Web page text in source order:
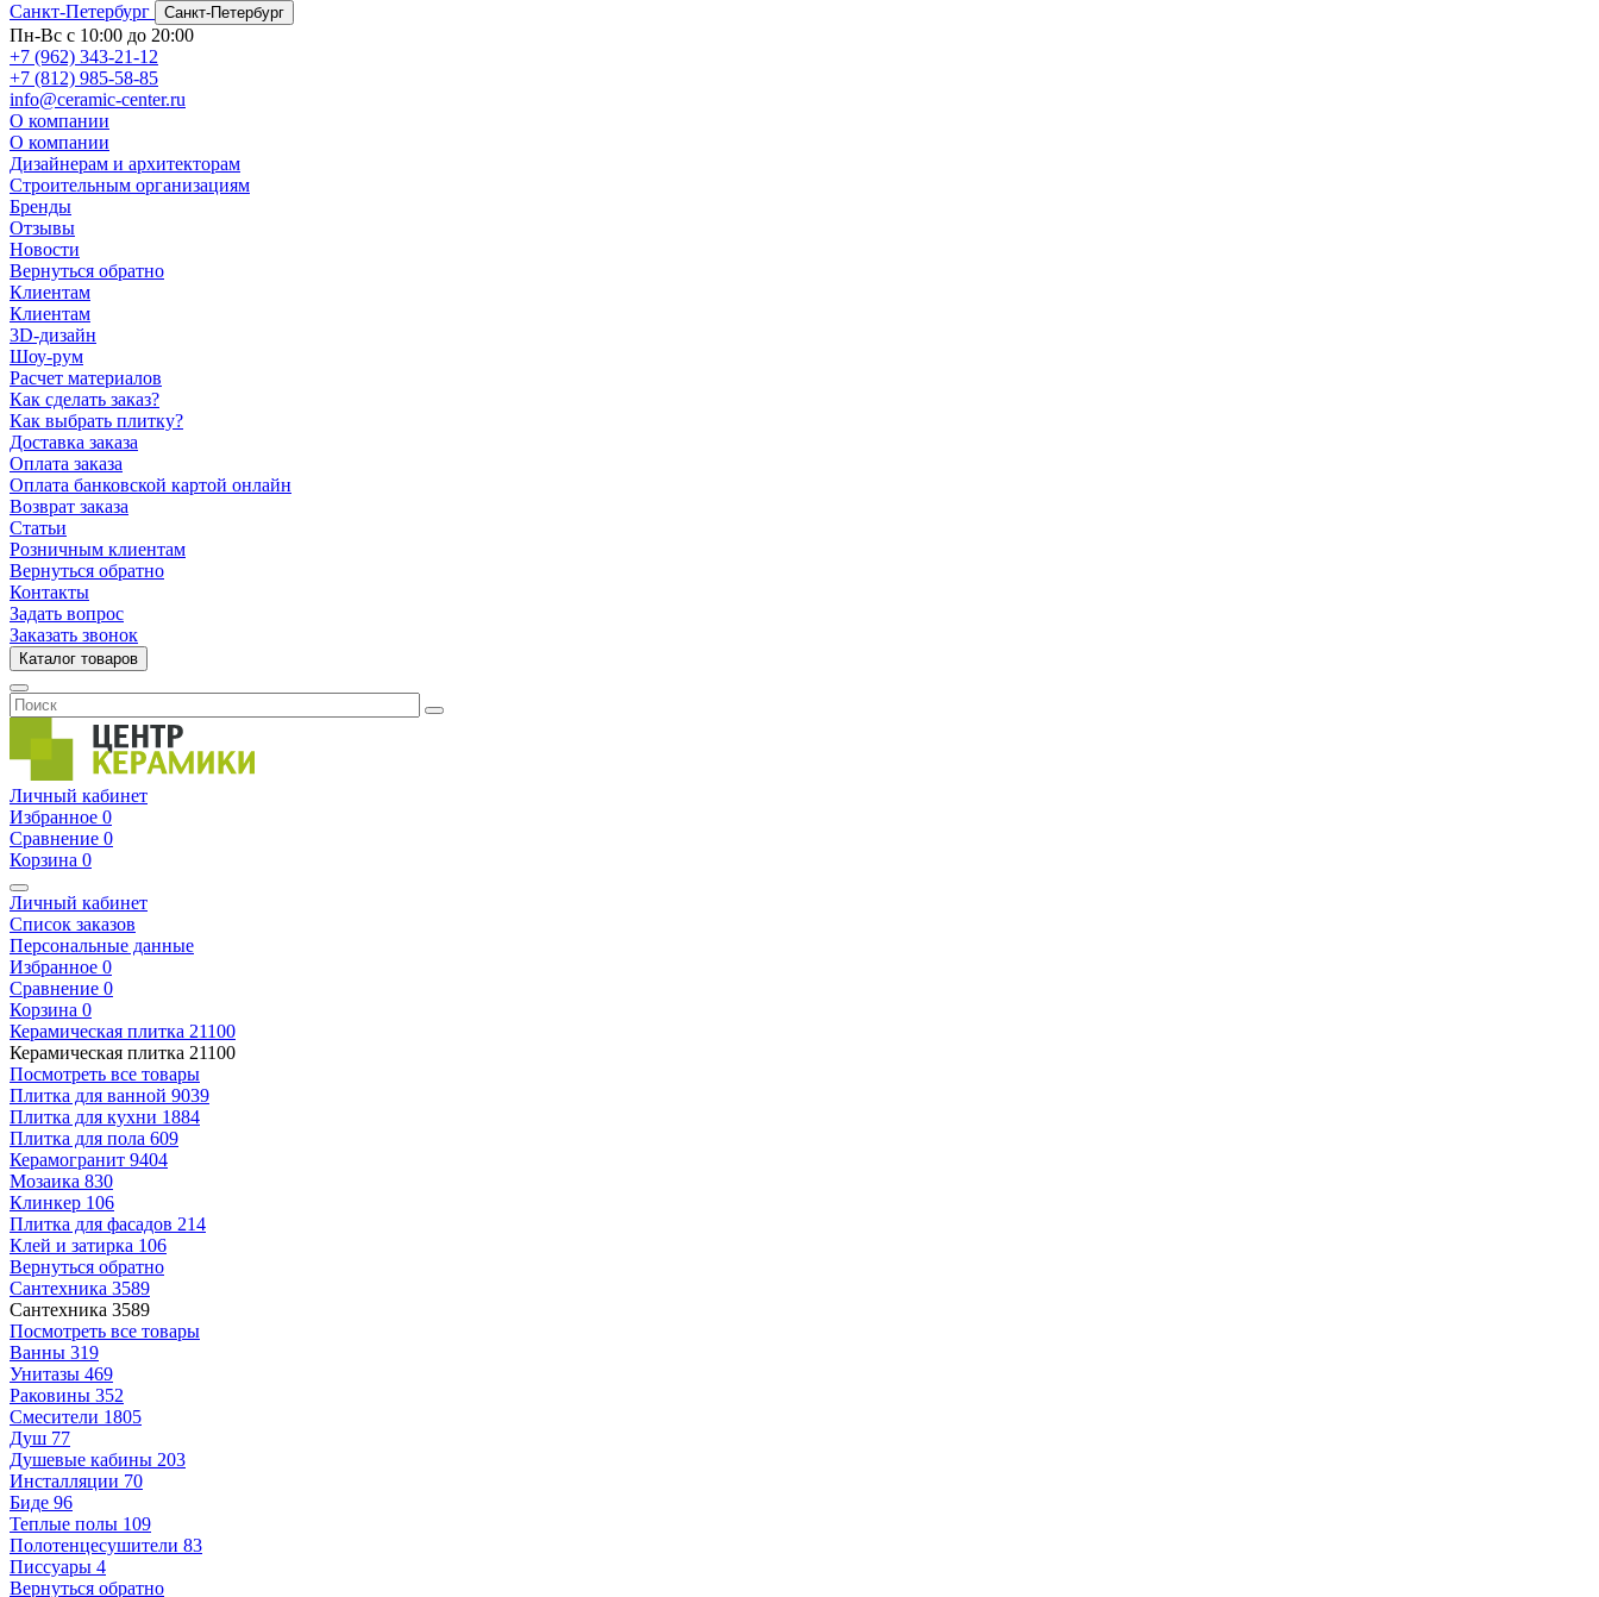
Санкт-Петербург
Санкт-Петербург
Пн-Вс с 10:00 до 20:00
+7 (962) 343-21-12
+7 (812) 985-58-85
info@ceramic-center.ru
О компании
О компании
Дизайнерам и архитекторам
Строительным организациям
Бренды
Отзывы
Новости
Вернуться обратно
Клиентам
Клиентам
3D-дизайн
Шоу-рум
Расчет материалов
Как сделать заказ?
Как выбрать плитку?
Доставка заказа
Оплата заказа
Оплата банковской картой онлайн
Возврат заказа
Статьи
Розничным клиентам
Вернуться обратно
Контакты
Задать вопрос
Заказать звонок
Каталог товаров
Личный кабинет
Избранное 0
Сравнение 0
Корзина 0
Личный кабинет
Список заказов
Персональные данные
Избранное 0
Сравнение 0
Корзина 0
Керамическая плитка 21100
Керамическая плитка 21100
Посмотреть все товары
Плитка для ванной 9039
Плитка для кухни 1884
Плитка для пола 609
Керамогранит 9404
Мозаика 830
Клинкер 106
Плитка для фасадов 214
Клей и затирка 106
Вернуться обратно
Сантехника 3589
Сантехника 3589
Посмотреть все товары
Ванны 319
Унитазы 469
Раковины 352
Смесители 1805
Душ 77
Душевые кабины 203
Инсталляции 70
Биде 96
Теплые полы 109
Полотенцесушители 83
Писсуары 4
Вернуться обратно